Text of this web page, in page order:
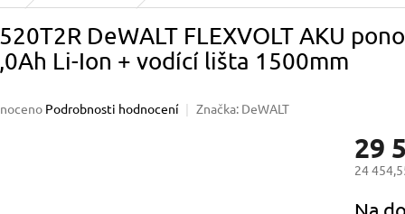
DeWALT FLEXVOLT AKU
Li-Ion + vodící lišta 1500mm
Podrobnosti hodnocení Značka: DeWALT
29
24